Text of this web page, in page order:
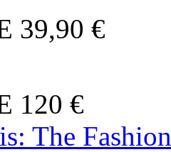
39,90 €
120 €
The